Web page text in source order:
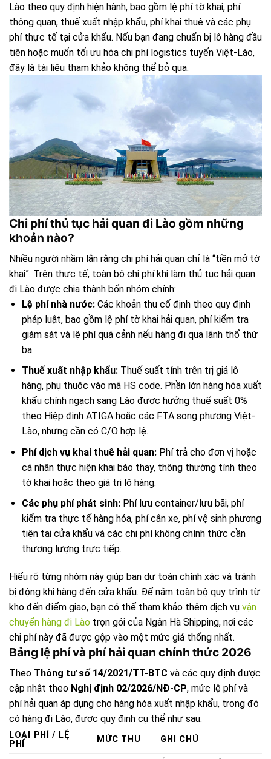
Lào theo quy định hiện hành, bao gồm lệ phí tờ khai, phí
thông quan, thuế xuất nhập khẩu, phí khai thuê và các phụ
phí thực tế tại cửa khẩu. Nếu bạn đang chuẩn bị lô hàng đầu
tiên hoặc muốn tối ưu hóa chi phí logistics tuyến Việt-Lào,
đây là tài liệu tham khảo không thể bỏ qua.
Chi phí thủ tục hải quan đi Lào gồm những
khoản nào?
Nhiều người nhầm lẫn rằng chi phí hải quan chỉ là “tiền mở tờ
khai”. Trên thực tế, toàn bộ chi phí khi làm thủ tục hải quan
đi Lào được chia thành bốn nhóm chính:
Lệ phí nhà nước:Các khoản thu cố định theo quy định
pháp luật, bao gồm lệ phí tờ khai hải quan, phí kiểm tra
giám sát và lệ phí quá cảnh nếu hàng đi qua lãnh thổ thứ
ba.
Thuế xuất nhập khẩu:Thuế suất tính trên trị giá lô
hàng, phụ thuộc vào mã HS code. Phần lớn hàng hóa xuất
khẩu chính ngạch sang Lào được hưởng thuế suất 0%
theo Hiệp định ATIGA hoặc các FTA song phương Việt-
Lào, nhưng cần có C/O hợp lệ.
Phí dịch vụ khai thuê hải quan:Phí trả cho đơn vị hoặc
cá nhân thực hiện khai báo thay, thông thường tính theo
tờ khai hoặc theo giá trị lô hàng.
Các phụ phí phát sinh:Phí lưu container/lưu bãi, phí
kiểm tra thực tế hàng hóa, phí cân xe, phí vệ sinh phương
tiện tại cửa khẩu và các chi phí không chính thức cần
thương lượng trực tiếp.
Hiểu rõ từng nhóm này giúp bạn dự toán chính xác và tránh
bị động khi hàng đến cửa khẩu. Để nắm toàn bộ quy trình từ
kho đến điểm giao, bạn có thể tham khảo thêm dịch vụ vận
chuyển hàng đi Lào trọn gói của Ngân Hà Shipping, nơi các
chi phí này đã được gộp vào một mức giá thống nhất.
Bảng lệ phí và phí hải quan chính thức 2026
Theo Thông tư số 14/2021/TT-BTC và các quy định được
cập nhật theo Nghị định 02/2026/NĐ-CP, mức lệ phí và
phí hải quan áp dụng cho hàng hóa xuất nhập khẩu, trong đó
có hàng đi Lào, được quy định cụ thể như sau:
LOẠI PHÍ / LỆ
PHÍ
MỨC THU GHI CHÚ